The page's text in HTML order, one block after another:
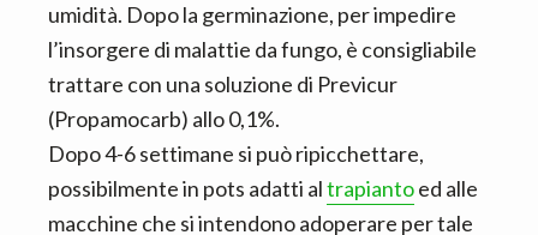
umidità. Dopo la germinazione, per impedire
l’insorgere di malattie da fungo, è consigliabile
trattare con una soluzione di Previcur
(Propamocarb) allo 0,1%.
Dopo 4-6 settimane si può ripicchettare,
possibilmente in pots adatti altrapiantoed alle
macchine che si intendono adoperare per tale